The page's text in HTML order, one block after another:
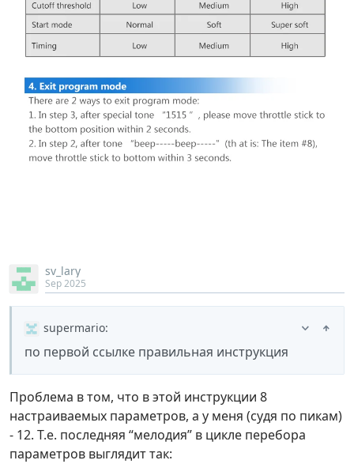
sv_lary
Sep 2025
supermario:
по первой ссылке правильная инструкция
Проблема в том, что в этой инструкции 8
настраиваемых параметров, а у меня (судя по пикам)
- 12. Т.е. последняя “мелодия” в цикле перебора
параметров выглядит так: